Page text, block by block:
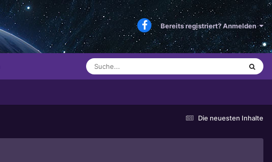
Bereits registriert? Anmelden
Die neuesten Inhalte